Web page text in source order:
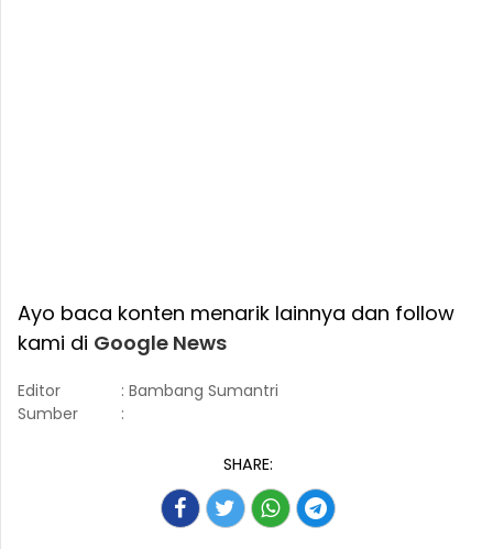
Ayo baca konten menarik lainnya dan follow
kami di Google News
Editor
: Bambang Sumantri
Sumber
:
SHARE: